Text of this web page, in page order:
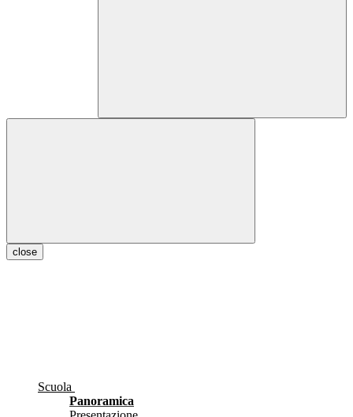
close
Scuola
Panoramica